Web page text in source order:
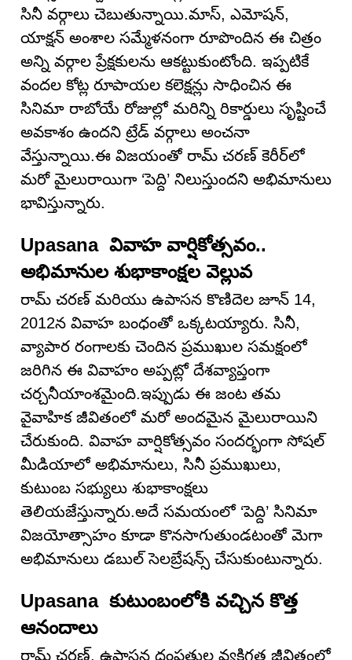
సినీ వర్గాలు చెబుతున్నాయి.మాస్, ఎమోషన్,
యాక్షన్ అంశాల సమ్మేళనంగా రూపొందిన ఈ చిత్రం
అన్ని వర్గాల ప్రేక్షకులను ఆకట్టుకుంటోంది. ఇప్పటికే
వందల కోట్ల రూపాయల కలెక్షన్లు సాధించిన ఈ
సినిమా రాబోయే రోజుల్లో మరిన్ని రికార్డులు సృష్టించే
అవకాశం ఉందని ట్రేడ్ వర్గాలు అంచనా
వేస్తున్నాయి.ఈ విజయంతో రామ్ చరణ్ కెరీర్‌లో
మరో మైలురాయిగా ‘పెద్ది’ నిలుస్తుందని అభిమానులు
భావిస్తున్నారు.
Upasana వివాహ వార్షికోత్సవం..
అభిమానుల శుభాకాంక్షల వెల్లువ
రామ్ చరణ్ మరియు ఉపాసన కొణిదెల జూన్ 14,
2012న వివాహ బంధంతో ఒక్కటయ్యారు. సినీ,
వ్యాపార రంగాలకు చెందిన ప్రముఖుల సమక్షంలో
జరిగిన ఈ వివాహం అప్పట్లో దేశవ్యాప్తంగా
చర్చనీయాంశమైంది.ఇప్పుడు ఈ జంట తమ
వైవాహిక జీవితంలో మరో అందమైన మైలురాయిని
చేరుకుంది. వివాహ వార్షికోత్సవం సందర్భంగా సోషల్
మీడియాలో అభిమానులు, సినీ ప్రముఖులు,
కుటుంబ సభ్యులు శుభాకాంక్షలు
తెలియజేస్తున్నారు.అదే సమయంలో ‘పెద్ది’ సినిమా
విజయోత్సాహం కూడా కొనసాగుతుండటంతో మెగా
అభిమానులు డబుల్ సెలబ్రేషన్స్ చేసుకుంటున్నారు.
Upasana కుటుంబంలోకి వచ్చిన కొత్త
ఆనందాలు
రామ్ చరణ్, ఉపాసన దంపతుల వ్యక్తిగత జీవితంలో